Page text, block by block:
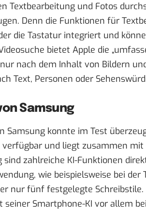
Textbearbeitung und Fotos
Denn die Funktionen für
die Tastatur integriert und
bietet Apple die
nach dem Inhalt von Bildern
Text, Personen oder
Samsung
Samsung konnte im Test
und liegt zusammen mit
sind zahlreiche KI-Funktionen
wie beispielsweise bei der
nur fünf festgelegte Schreibstile.
seiner Smartphone-KI vor allem